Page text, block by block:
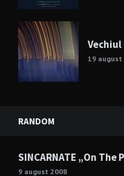
19 august
RANDOM
SINCARNATE „On
9 august 2008